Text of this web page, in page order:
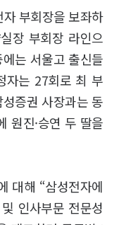
부회장을 보좌하
장 부회장 라인으
는 서울고 출신들
자는 27회로 최 부
증권 사장과는 동
원진·승연 두 딸을
대해 “삼성전자에
인사부문 전문성